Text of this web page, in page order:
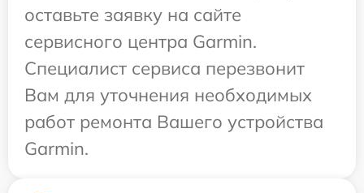
оставьте заявку на сайте
сервисного центра Garmin.
Специалист сервиса перезвонит
Вам для уточнения необходимых
работ ремонта Вашего устройства
Garmin.